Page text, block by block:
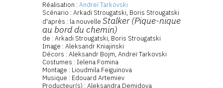
Réalisation : Andreï Tarkovski
Scénario : Arkadi Strougatski, Boris Strougatski
d'après : la nouvelle Stalker (Pique-nique
au bord du chemin)
de : Arkadi Strougatski, Boris Strougatski
Image : Aleksandr Kniajinski
Décors : Aleksandr Bojm, Andreï Tarkovski
Costumes : Ielena Fomina
Montage : Lioudmila Feïguinova
Musique : Edouard Artemiev
Producteur(s) : Aleksandra Demidova